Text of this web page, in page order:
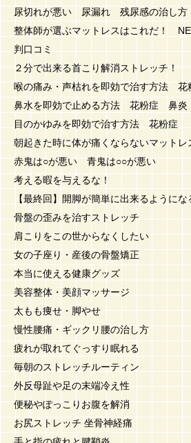
尿切れが悪い 尿漏れ 残尿感の治し
整体師が選ぶマットレスはこれだ！
判口コミ
２分で出来る首こり解消ストレッチ！
喉の痛み・声枯れを即効で治す方法
鼻水を即効で止める方法 花粉症 鼻炎
目のかゆみを即効で治す方法 花粉症
朝起きた時に体が痛くならないマットレ
赤鬼は○が悪い 青鬼は○○が悪い
考える暇を与えるな！
【最終回】開脚が簡単に出来るようにな
骨盤の歪みを治すストレッチ
肩こりをこの世からなくしたい
女の子座り・産後の骨盤矯正
本当に使える健康グッズ
美容整体・美顔マッサージ
太もも痩せ・脚やせ
慢性腰痛・ギックリ腰の治し方
疲れが取れてぐっすり眠れる
毎朝のストレッチルーティン
外反母趾や足の末端冷え性
便秘やぽっこりお腹を解消
お尻ストレッチ 坐骨神経痛